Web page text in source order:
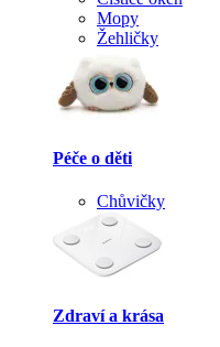
Mopy
Žehličky
Péče o děti
Chůvičky
Zdraví a krása